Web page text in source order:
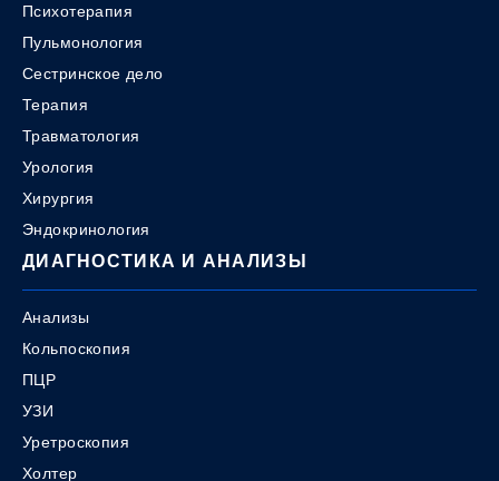
Психотерапия
Пульмонология
Сестринское дело
Терапия
Травматология
Урология
Хирургия
Эндокринология
ДИАГНОСТИКА И АНАЛИЗЫ
Анализы
Кольпоскопия
ПЦР
УЗИ
Уретроскопия
Холтер